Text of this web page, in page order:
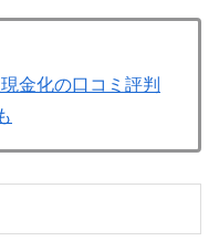
金化の口コミ評判